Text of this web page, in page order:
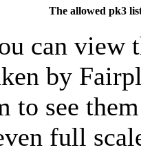
The allowed pk3
can view
by
to see
full